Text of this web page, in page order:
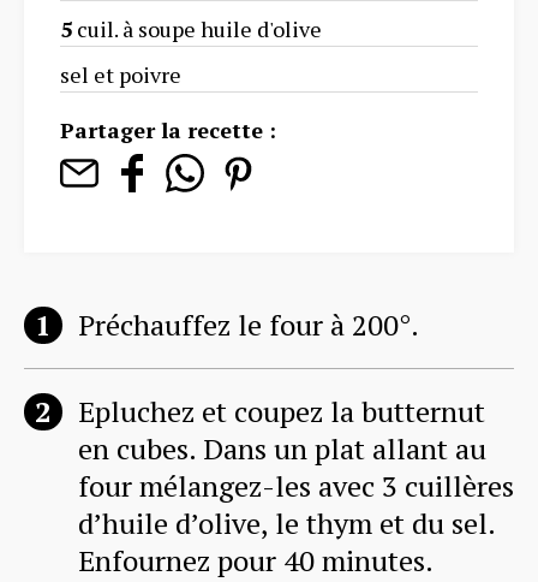
5 cuil. à soupe huile d'olive
sel et poivre
Partager la recette :
Préchauffez le four à 200°.
Epluchez et coupez la butternut
en cubes. Dans un plat allant au
four mélangez-les avec 3 cuillères
d’huile d’olive, le thym et du sel.
Enfournez pour 40 minutes.